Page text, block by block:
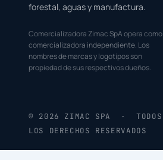
forestal, aguas y manufactura.
Comercializadora Zimac SpA opera como
comercializadora independiente. Los
nombres de marcas y logotipos son
propiedad de sus respectivos dueños.
© 2026 ZIMAC SPA · TODOS
LOS DERECHOS RESERVADOS